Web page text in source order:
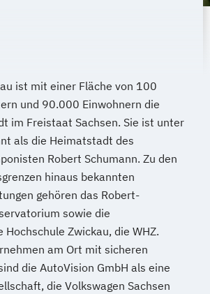
ist mit einer Fläche von 100
und 90.000 Einwohnern die
im Freistaat Sachsen. Sie ist unter
als die Heimatstadt des
Robert Schumann. Zu den
hinaus bekannten
gehören das Robert-
sowie die
Hochschule Zwickau, die WHZ.
am Ort mit sicheren
die AutoVision GmbH als eine
die Volkswagen Sachsen